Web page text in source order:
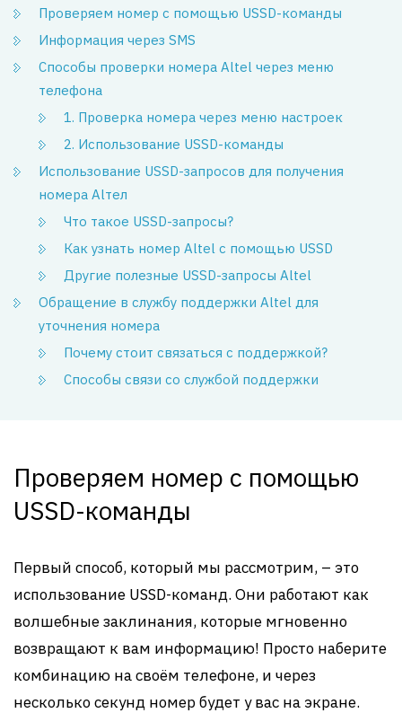
Проверяем номер с помощью USSD-команды
Информация через SMS
Способы проверки номера Altel через меню
телефона
1. Проверка номера через меню настроек
2. Использование USSD-команды
Использование USSD-запросов для получения
номера Alтел
Что такое USSD-запросы?
Как узнать номер Altel с помощью USSD
Другие полезные USSD-запросы Altel
Обращение в службу поддержки Altel для
уточнения номера
Почему стоит связаться с поддержкой?
Способы связи со службой поддержки
Проверяем номер с помощью
USSD-команды
Первый способ, который мы рассмотрим, – это
использование USSD-команд. Они работают как
волшебные заклинания, которые мгновенно
возвращают к вам информацию! Просто наберите
комбинацию на своём телефоне, и через
несколько секунд номер будет у вас на экране.